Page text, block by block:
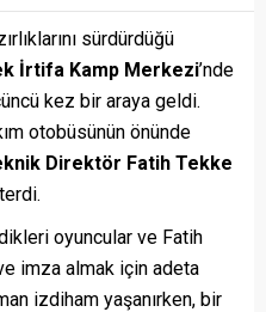
sürdürdüğü
İrtifa Kamp Merkezi’nde
kez bir araya geldi.
otobüsünün önünde
Direktör Fatih Tekke
oyuncular ve Fatih
imza almak için adeta
izdiham yaşanırken, bir